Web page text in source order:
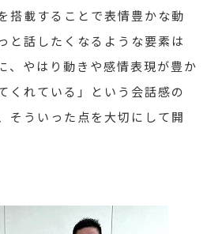
搭載することで表情豊かな動
と話したくなるような要素は
、やはり動きや感情表現が豊か
くれている」という会話感の
そういった点を大切にして開